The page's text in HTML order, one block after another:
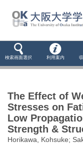
検索画面選択 利用案内
The Effect of
Stresses on
Low
Strength &
Horikawa, Kohsuke;